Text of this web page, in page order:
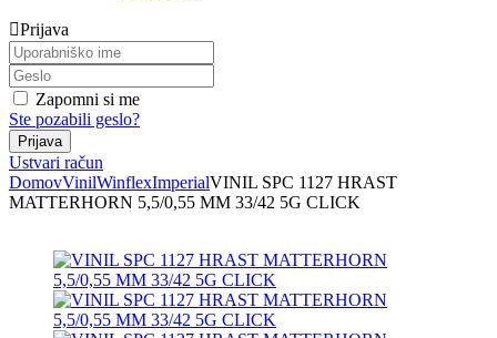
Prijava
Zapomni si me
Ste pozabili geslo?
Ustvari račun
DomovVinilWinflexImperialVINIL SPC 1127 HRAST
MATTERHORN 5,5/0,55 MM 33/42 5G CLICK